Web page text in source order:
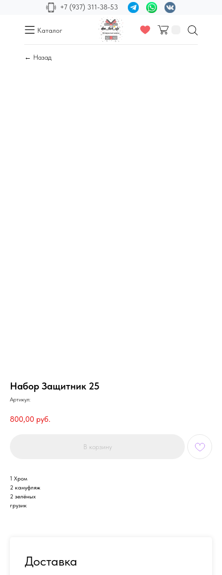
+7 (937) 311-38-53
Каталог
← Назад
Набор Защитник 25
Артикул:
800,00 руб.
В корзину
1 Хром
2 камуфляж
2 зелёных
грузик
Доставка